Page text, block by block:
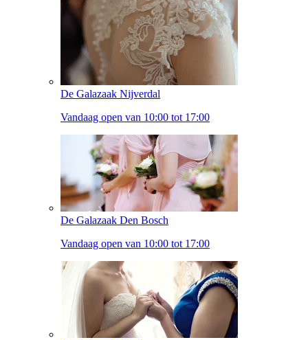
De Galazaak Nijverdal
Vandaag open van 10:00 tot 17:00
De Galazaak Den Bosch
Vandaag open van 10:00 tot 17:00